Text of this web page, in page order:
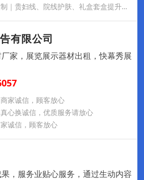
高端奢华美妆包装定制｜贵妇线、院线护肤、礼盒套盒提升品牌溢价
有限公司
家，展览展示器材出租，快幕秀展
家诚信，顾客放心
心换诚信，优质服务请放心
诚信，顾客放心
，服务业贴心服务，通过生动内容